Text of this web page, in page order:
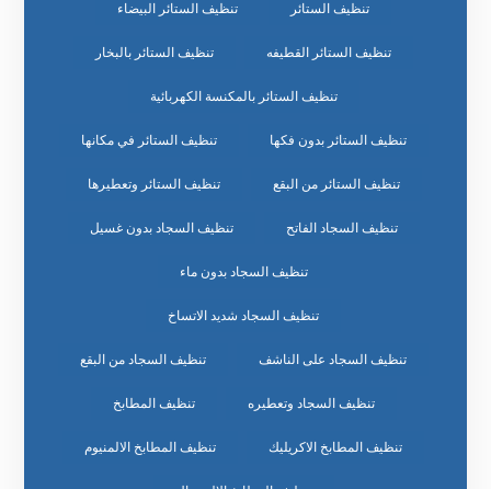
تنظيف الستائر تنظيف الستائر البيضاء
تنظيف الستائر القطيفه تنظيف الستائر بالبخار
تنظيف الستائر بالمكنسة الكهربائية
تنظيف الستائر بدون فكها تنظيف الستائر في مكانها
تنظيف الستائر من البقع تنظيف الستائر وتعطيرها
تنظيف السجاد الفاتح تنظيف السجاد بدون غسيل
تنظيف السجاد بدون ماء
تنظيف السجاد شديد الاتساخ
تنظيف السجاد على الناشف تنظيف السجاد من البقع
تنظيف السجاد وتعطيره تنظيف المطابخ
تنظيف المطابخ الاكريليك تنظيف المطابخ الالمنيوم